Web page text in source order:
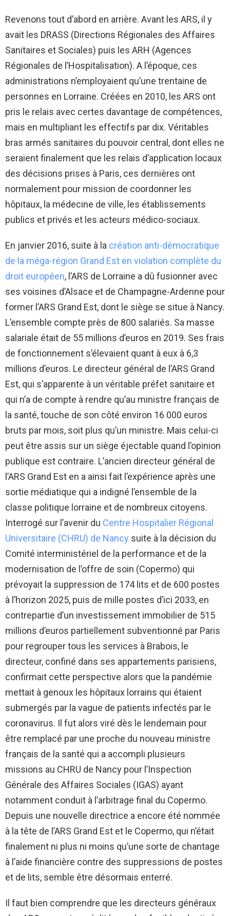
Revenons tout d’abord en arrière. Avant les ARS, il y
avait les DRASS (Directions Régionales des Affaires
Sanitaires et Sociales) puis les ARH (Agences
Régionales de l’Hospitalisation). A l’époque, ces
administrations n’employaient qu’une trentaine de
personnes en Lorraine. Créées en 2010, les ARS ont
pris le relais avec certes davantage de compétences,
mais en multipliant les effectifs par dix. Véritables
bras armés sanitaires du pouvoir central, dont elles ne
seraient finalement que les relais d’application locaux
des décisions prises à Paris, ces dernières ont
normalement pour mission de coordonner les
hôpitaux, la médecine de ville, les établissements
publics et privés et les acteurs médico-sociaux.
En janvier 2016, suite à la création anti-démocratique
de la méga-région Grand Est en violation complète du
droit européen, l’ARS de Lorraine a dû fusionner avec
ses voisines d’Alsace et de Champagne-Ardenne pour
former l’ARS Grand Est, dont le siège se situe à Nancy.
L’ensemble compte près de 800 salariés. Sa masse
salariale était de 55 millions d’euros en 2019. Ses frais
de fonctionnement s’élevaient quant à eux à 6,3
millions d’euros. Le directeur général de l’ARS Grand
Est, qui s’apparente à un véritable préfet sanitaire et
qui n’a de compte à rendre qu’au ministre français de
la santé, touche de son côté environ 16 000 euros
bruts par mois, soit plus qu’un ministre. Mais celui-ci
peut être assis sur un siège éjectable quand l’opinion
publique est contraire. L’ancien directeur général de
l’ARS Grand Est en a ainsi fait l’expérience après une
sortie médiatique qui a indigné l’ensemble de la
classe politique lorraine et de nombreux citoyens.
Interrogé sur l’avenir du Centre Hospitalier Régional
Universitaire (CHRU) de Nancy suite à la décision du
Comité interministériel de la performance et de la
modernisation de l’offre de soin (Copermo) qui
prévoyait la suppression de 174 lits et de 600 postes
à l’horizon 2025, puis de mille postes d’ici 2033, en
contrepartie d’un investissement immobilier de 515
millions d’euros partiellement subventionné par Paris
pour regrouper tous les services à Brabois, le
directeur, confiné dans ses appartements parisiens,
confirmait cette perspective alors que la pandémie
mettait à genoux les hôpitaux lorrains qui étaient
submergés par la vague de patients infectés par le
coronavirus. Il fut alors viré dès le lendemain pour
être remplacé par une proche du nouveau ministre
français de la santé qui a accompli plusieurs
missions au CHRU de Nancy pour l’Inspection
Générale des Affaires Sociales (IGAS) ayant
notamment conduit à l’arbitrage final du Copermo.
Depuis une nouvelle directrice a encore été nommée
à la tête de l’ARS Grand Est et le Copermo, qui n’était
finalement ni plus ni moins qu’une sorte de chantage
à l’aide financière contre des suppressions de postes
et de lits, semble être désormais enterré.
Il faut bien comprendre que les directeurs généraux